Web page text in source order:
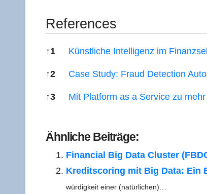
Refe­ren­ces
↑1 Künst­li­che Intel­li­genz im
↑2 Case Stu­dy: Fraud Detec­tion
↑3 Mit Plat­form as a Ser­vice zu
Ähn­li­che Beiträge:
Finan­cial Big Data Clus­ter
Kre­dit­s­coring mit Big Data: Ein
wür­dig­keit einer (natür­li­chen)…